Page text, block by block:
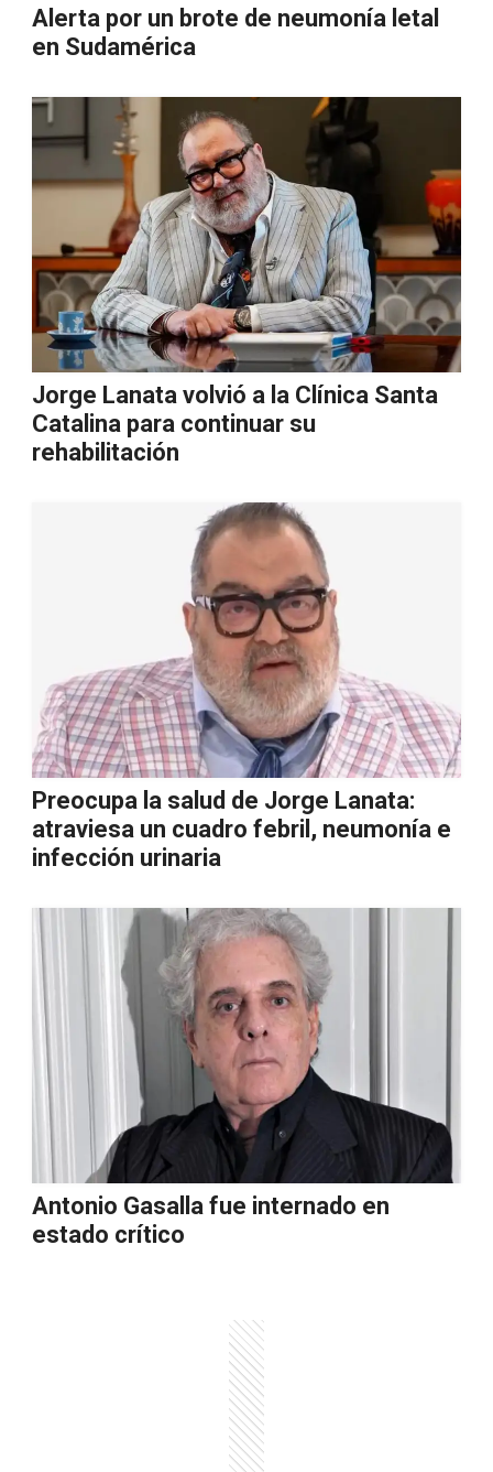
Alerta por un brote de neumonía letal
en Sudamérica
Jorge Lanata volvió a la Clínica Santa
Catalina para continuar su
rehabilitación
Preocupa la salud de Jorge Lanata:
atraviesa un cuadro febril, neumonía e
infección urinaria
Antonio Gasalla fue internado en
estado crítico